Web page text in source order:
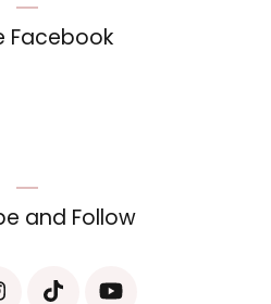
Facebook
and Follow